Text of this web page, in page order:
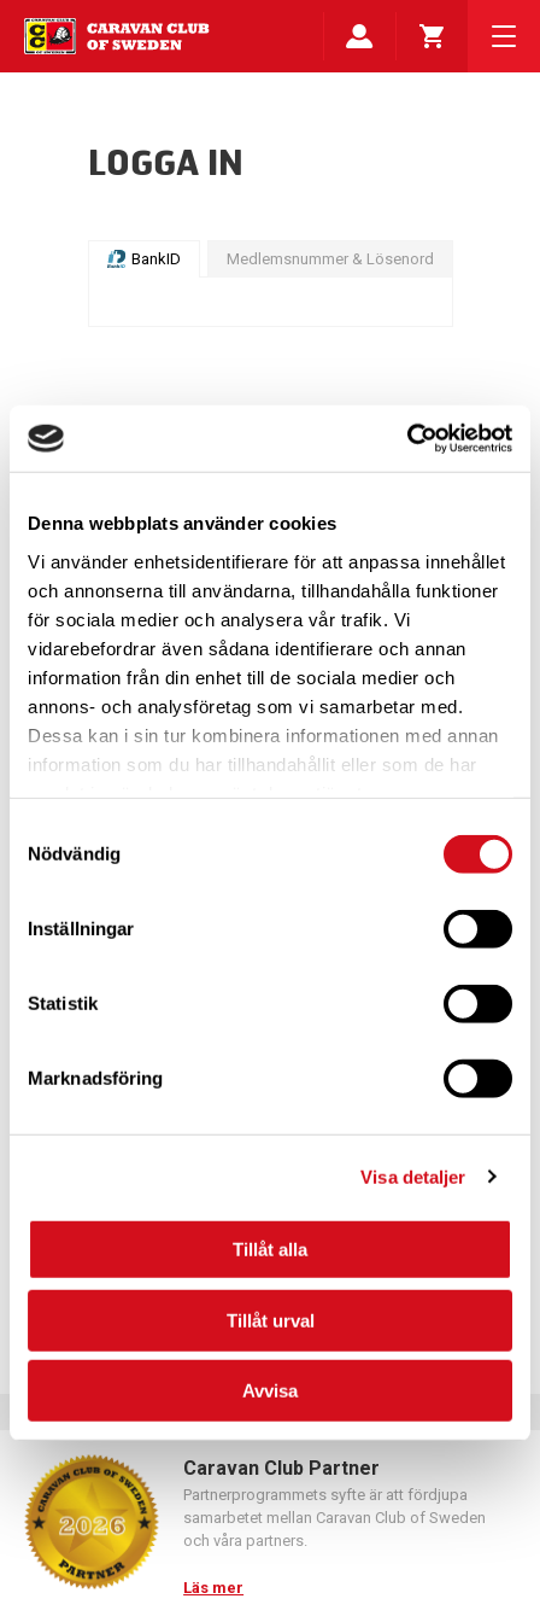
Denna webbplats använder cookies
Vi använder enhetsidentifierare för att anpassa innehållet
och annonserna till användarna, tillhandahålla funktioner
för sociala medier och analysera vår trafik. Vi
vidarebefordrar även sådana identifierare och annan
information från din enhet till de sociala medier och
annons- och analysföretag som vi samarbetar med.
Dessa kan i sin tur kombinera informationen med annan
information som du har tillhandahållit eller som de har
Nödvändig
Inställningar
Statistik
Marknadsföring
Visa detaljer
Tillåt alla
Tillåt urval
Avvisa
LOGGA IN
BankID Medlemsnummer & Lösenord
För dig som är blivande ny medlemTa del av alla förmåner.
Bli medlem idag.
Logga in med hjälp av formuläret och följ anvisningarna.
Caravan Club Partner
Partnerprogrammets syfte är att fördjupa
samarbetet mellan Caravan Club of Sweden
och våra partners.
Läs mer